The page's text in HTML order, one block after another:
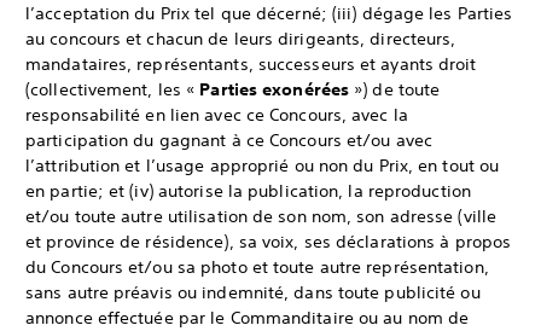
l’acceptation du Prix tel que décerné; (iii) dégage les Parties
au concours et chacun de leurs dirigeants, directeurs,
mandataires, représentants, successeurs et ayants droit
(collectivement, les « Parties exonérées ») de toute
responsabilité en lien avec ce Concours, avec la
participation du gagnant à ce Concours et/ou avec
l’attribution et l’usage approprié ou non du Prix, en tout ou
en partie; et (iv) autorise la publication, la reproduction
et/ou toute autre utilisation de son nom, son adresse (ville
et province de résidence), sa voix, ses déclarations à propos
du Concours et/ou sa photo et toute autre représentation,
sans autre préavis ou indemnité, dans toute publicité ou
annonce effectuée par le Commanditaire ou au nom de